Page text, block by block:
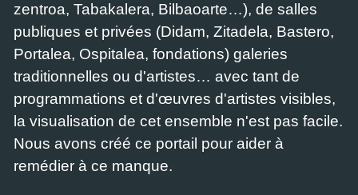
zentroa, Tabakalera, Bilbaoarte…), de salles
publiques et privées (Didam, Zitadela, Bastero,
Portalea, Ospitalea, fondations) galeries
traditionnelles ou d'artistes… avec tant de
programmations et d'œuvres d'artistes visibles,
la visualisation de cet ensemble n'est pas facile.
Nous avons créé ce portail pour aider à
remédier à ce manque.